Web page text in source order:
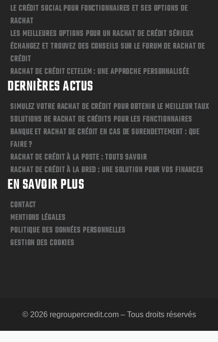
LE CRÉDIT SOCIAL POUR FONCTIONNAIRES ET SES OPTIONS DE
RACHAT
LES MEILLEURES OPTIONS POUR UN RACHAT DE CRÉDIT SÉRIEUX
ÉCHANGEZ ET TROUVEZ DES CONSEILS SUR LE FORUM DE RACHAT DE
CRÉDIT
RACHAT DE CRÉDIT CETELEM : UNE APPROCHE PERSONNALISÉE
DERNIÈRES ACTUS
SIMULEZ VOTRE RACHAT DE CRÉDIT POUR OBTENIR LE MEILLEUR TAUX
SOLUTIONS DE RACHAT DE CRÉDITS POUR LES FONCTIONNAIRES
BANQUE ET RACHAT DE CRÉDIT EN CAS DE SURENDETTEMENT : QUE
FAIRE ?
RACHAT DE CRÉDIT À LA POSTE : TOUTS SAVOIR
RACHAT DE CRÉDIT À LA BRED : UNE SOLUTION POUR VOS FINANCES
EN SAVOIR PLUS
CONTACT
MENTIONS LÉGALES
POLITIQUE DES DONNÉES PERSONNELLES
GESTION DES COOKIES
© 2026 regroupercredit.com – Tous droits réservés